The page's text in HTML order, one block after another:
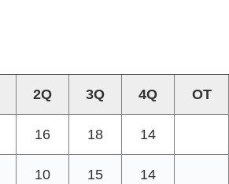
2Q 3Q 4Q OT
16 18 14
10 15 14